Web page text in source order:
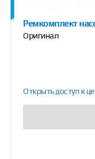
Ремкомплект
Оригинал
Открыть доступ к